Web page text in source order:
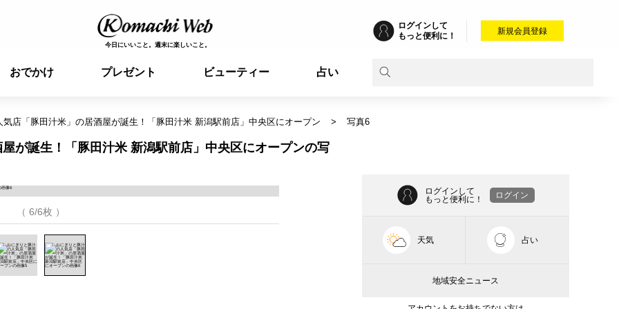
今日にいいこと。週末に楽しいこと。
ログインして
もっと便利に！
新規会員登録
おでかけ プレゼント ビューティー 占い
店「豚田汁米」の居酒屋が誕生！「豚田汁米 新潟駅前店」中央区にオープン 写真6
が誕生！「豚田汁米 新潟駅前店」中央区にオープンの写
（ 6/6枚 ）
ログインして
もっと便利に！
ログイン
天気 占い
地域安全ニュース